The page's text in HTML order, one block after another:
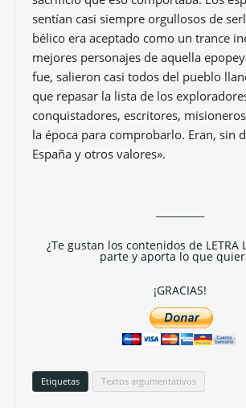
sentían casi siempre orgullosos de
bélico era aceptado como un trance
mejores personajes de aquella
fue, salieron casi todos del pueblo
que repasar la lista de los
conquistadores, escritores,
la época para comprobarlo. Eran, sin
España y otros valores».
¿Te gustan los contenidos de LETRA
parte y aporta lo que
¡GRACIAS!
Etiquetas Textos argumentativos